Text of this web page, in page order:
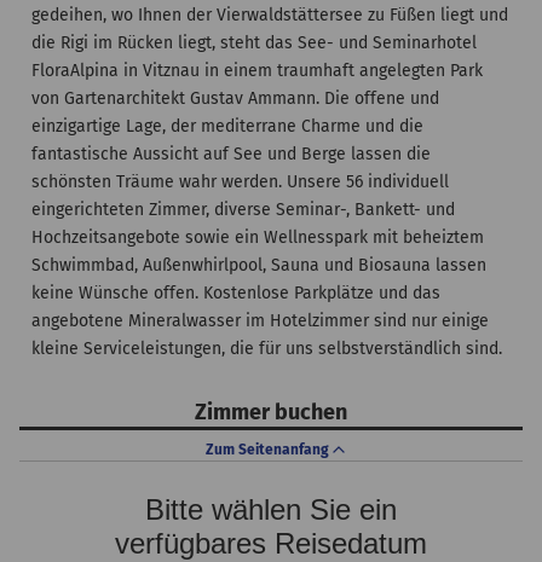
gedeihen, wo Ihnen der Vierwaldstättersee zu Füßen liegt und
die Rigi im Rücken liegt, steht das See- und Seminarhotel
FloraAlpina in Vitznau in einem traumhaft angelegten Park
von Gartenarchitekt Gustav Ammann. Die offene und
einzigartige Lage, der mediterrane Charme und die
fantastische Aussicht auf See und Berge lassen die
schönsten Träume wahr werden. Unsere 56 individuell
eingerichteten Zimmer, diverse Seminar-, Bankett- und
Hochzeitsangebote sowie ein Wellnesspark mit beheiztem
Schwimmbad, Außenwhirlpool, Sauna und Biosauna lassen
keine Wünsche offen. Kostenlose Parkplätze und das
angebotene Mineralwasser im Hotelzimmer sind nur einige
kleine Serviceleistungen, die für uns selbstverständlich sind.
Zimmer buchen
Zum Seitenanfang
Bitte wählen Sie ein
verfügbares Reisedatum